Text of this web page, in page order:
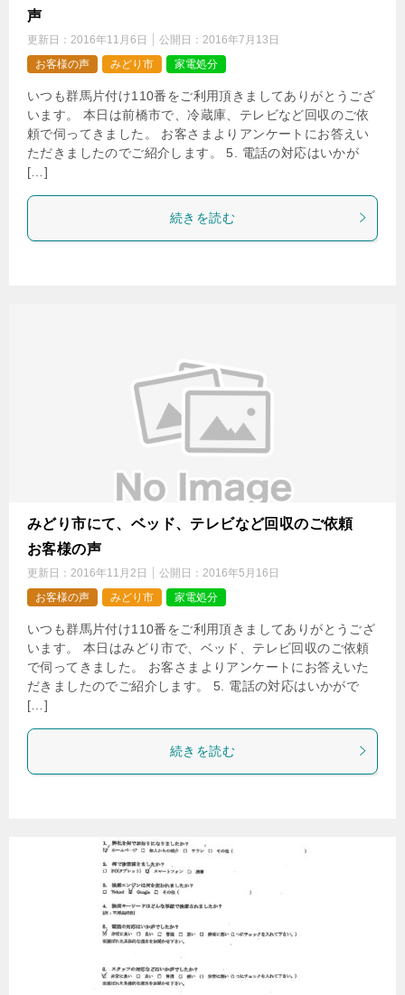
声
更新日： 2016年11月6日 公開日： 2016年7月13日
お客様の声
みどり市 家電処分
いつも群馬片付け110番をご利用頂きましてありがとうござ
います。 本日は前橋市で、冷蔵庫、テレビなど回収のご依
頼で伺ってきました。 お客さまよりアンケートにお答えい
ただきましたのでご紹介します。 5. 電話の対応はいかが
[…]
続きを読む
みどり市にて、ベッド、テレビなど回収のご依頼
お客様の声
更新日： 2016年11月2日 公開日： 2016年5月16日
お客様の声
みどり市 家電処分
いつも群馬片付け110番をご利用頂きましてありがとうござ
います。 本日はみどり市で、ベッド、テレビ回収のご依頼
で伺ってきました。 お客さまよりアンケートにお答えいた
だきましたのでご紹介します。 5. 電話の対応はいかがで
[…]
続きを読む